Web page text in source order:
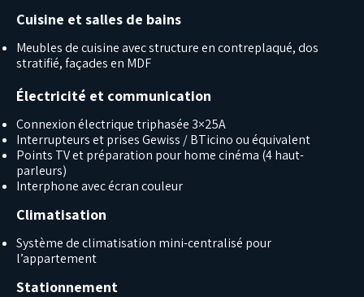
Cuisine et salles de bains
Meubles de cuisine avec structure en contreplaqué, dos
stratifié, façades en MDF
Électricité et communication
Connexion électrique triphasée 3×25A
Interrupteurs et prises Gewiss / BTicino ou équivalent
Points TV et préparation pour home cinéma (4 haut-
parleurs)
Interphone avec écran couleur
Climatisation
Système de climatisation mini-centralisé pour
l’appartement
Stationnement